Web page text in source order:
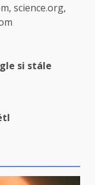
science.org,
si stále